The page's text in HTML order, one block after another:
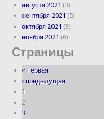
августа 2021 (3)
сентября 2021 (5)
октября 2021 (3)
ноября 2021 (6)
Страницы
« первая
‹ предыдущая
1
2
3